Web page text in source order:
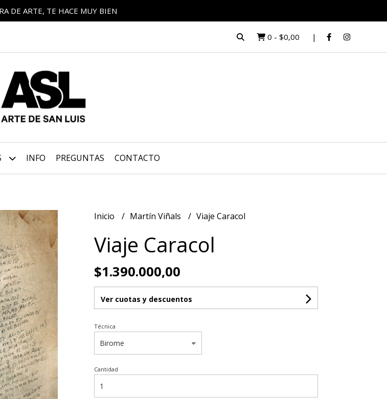
DE ARTE, TE HACE MUY BIEN
0 - $0,00
INFO PREGUNTAS CONTACTO
Inicio Martín Viñals Viaje Caracol
Viaje Caracol
$1.390.000,00
Ver cuotas y descuentos
Técnica
Cantidad